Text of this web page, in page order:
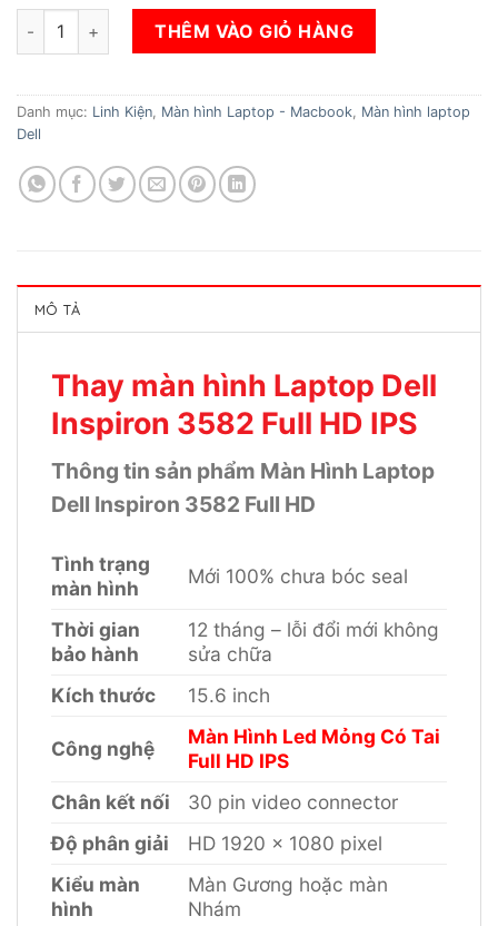
Thay màn hình Laptop Dell Inspiron 3582 Full HD IPS số lượng
THÊM VÀO GIỎ HÀNG
Danh mục: Linh Kiện, Màn hình Laptop - Macbook, Màn hình laptop
Dell
MÔ TẢ
Thay màn hình Laptop Dell
Inspiron 3582 Full HD IPS
Thông tin sản phẩm Màn Hình Laptop
Dell Inspiron 3582 Full HD
Tình trạng
màn hình
Mới 100% chưa bóc seal
Thời gian
bảo hành
12 tháng – lỗi đổi mới không
sửa chữa
Kích thước
15.6 inch
Công nghệ
Màn Hình Led Mỏng Có Tai
Full HD IPS
Chân kết nối
30 pin video connector
Độ phân giải
HD 1920 x 1080 pixel
Kiểu màn
hình
Màn Gương hoặc màn
Nhám